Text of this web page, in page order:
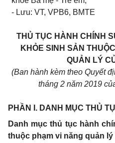
- Lưu: VT, VPB6, BMTE
THỦ TỤC HÀNH CHÍNH
KHỎE SINH SẢN
QUẢN LÝ
(Ban hành kèm theo Quyết
tháng 2 năm 2019
PHẦN I. DANH MỤC THỦ
Danh mục thủ tục hành
thuộc phạm vi năng quản lý